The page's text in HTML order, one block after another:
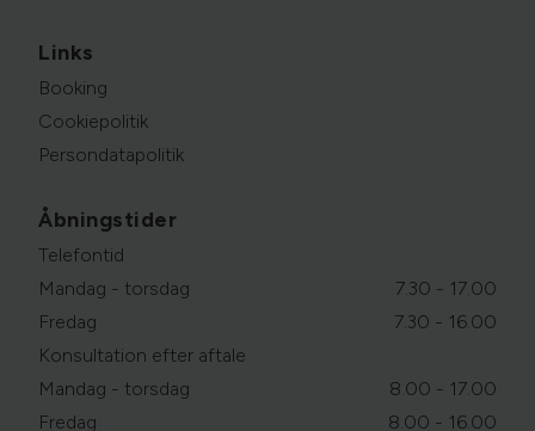
Links
Booking
Cookiepolitik
Persondatapolitik
Åbningstider
Telefontid
Mandag - torsdag
7.30 - 17.00
Fredag
7.30 - 16.00
Konsultation efter aftale
Mandag - torsdag
8.00 - 17.00
Fredag
8.00 - 16.00